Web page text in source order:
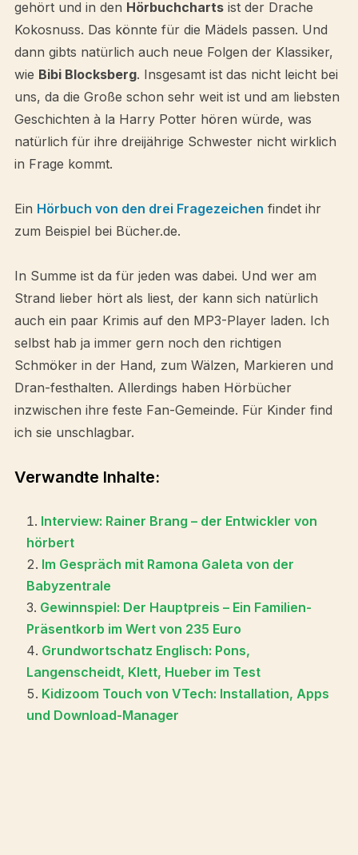
gehört und in den Hörbuchchartsist der Drache
Kokosnuss. Das könnte für die Mädels passen. Und
dann gibts natürlich auch neue Folgen der Klassiker,
wie Bibi Blocksberg. Insgesamt ist das nicht leicht bei
uns, da die Große schon sehr weit ist und am liebsten
Geschichten à la Harry Potter hören würde, was
natürlich für ihre dreijährige Schwester nicht wirklich
in Frage kommt.
Ein Hörbuch von den drei Fragezeichen findet ihr
zum Beispiel bei Bücher.de.
In Summe ist da für jeden was dabei. Und wer am
Strand lieber hört als liest, der kann sich natürlich
auch ein paar Krimis auf den MP3-Player laden. Ich
selbst hab ja immer gern noch den richtigen
Schmöker in der Hand, zum Wälzen, Markieren und
Dran-festhalten. Allerdings haben Hörbücher
inzwischen ihre feste Fan-Gemeinde. Für Kinder find
ich sie unschlagbar.
Verwandte Inhalte:
Interview: Rainer Brang – der Entwickler von
hörbert
Im Gespräch mit Ramona Galeta von der
Babyzentrale
Gewinnspiel: Der Hauptpreis – Ein Familien-
Präsentkorb im Wert von 235 Euro
Grundwortschatz Englisch: Pons,
Langenscheidt, Klett, Hueber im Test
Kidizoom Touch von VTech: Installation, Apps
und Download-Manager